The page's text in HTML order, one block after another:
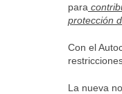
para
protección
Con el
La nueva